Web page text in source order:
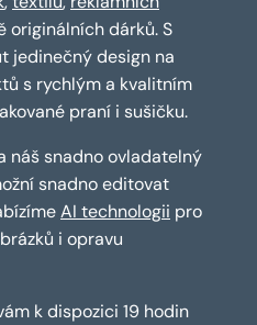
originálních dárků. S
jedinečný design na
s rychlým a kvalitním
praní i sušičku.
náš snadno ovladatelný
snadno editovat
AI technologii pro
i opravu
k dispozici 19 hodin